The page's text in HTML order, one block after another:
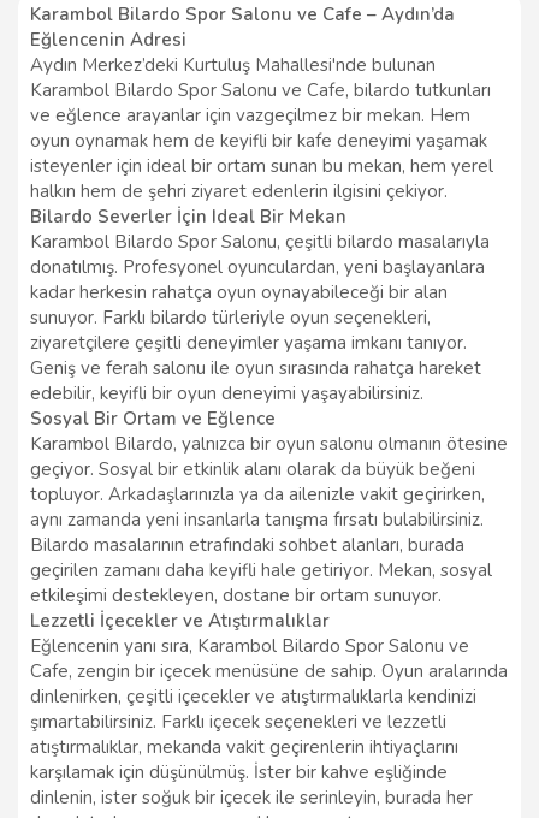
Karambol Bilardo Spor Salonu ve Cafe – Aydın’da
Eğlencenin Adresi
Aydın Merkez’deki Kurtuluş Mahallesi'nde bulunan
Karambol Bilardo Spor Salonu ve Cafe, bilardo tutkunları
ve eğlence arayanlar için vazgeçilmez bir mekan. Hem
oyun oynamak hem de keyifli bir kafe deneyimi yaşamak
isteyenler için ideal bir ortam sunan bu mekan, hem yerel
halkın hem de şehri ziyaret edenlerin ilgisini çekiyor.
Bilardo Severler İçin Ideal Bir Mekan
Karambol Bilardo Spor Salonu, çeşitli bilardo masalarıyla
donatılmış. Profesyonel oyunculardan, yeni başlayanlara
kadar herkesin rahatça oyun oynayabileceği bir alan
sunuyor. Farklı bilardo türleriyle oyun seçenekleri,
ziyaretçilere çeşitli deneyimler yaşama imkanı tanıyor.
Geniş ve ferah salonu ile oyun sırasında rahatça hareket
edebilir, keyifli bir oyun deneyimi yaşayabilirsiniz.
Sosyal Bir Ortam ve Eğlence
Karambol Bilardo, yalnızca bir oyun salonu olmanın ötesine
geçiyor. Sosyal bir etkinlik alanı olarak da büyük beğeni
topluyor. Arkadaşlarınızla ya da ailenizle vakit geçirirken,
aynı zamanda yeni insanlarla tanışma fırsatı bulabilirsiniz.
Bilardo masalarının etrafındaki sohbet alanları, burada
geçirilen zamanı daha keyifli hale getiriyor. Mekan, sosyal
etkileşimi destekleyen, dostane bir ortam sunuyor.
Lezzetli İçecekler ve Atıştırmalıklar
Eğlencenin yanı sıra, Karambol Bilardo Spor Salonu ve
Cafe, zengin bir içecek menüsüne de sahip. Oyun aralarında
dinlenirken, çeşitli içecekler ve atıştırmalıklarla kendinizi
şımartabilirsiniz. Farklı içecek seçenekleri ve lezzetli
atıştırmalıklar, mekanda vakit geçirenlerin ihtiyaçlarını
karşılamak için düşünülmüş. İster bir kahve eşliğinde
dinlenin, ister soğuk bir içecek ile serinleyin, burada her